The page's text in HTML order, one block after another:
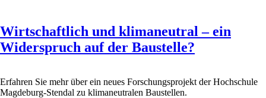
Wirtschaftlich und klimaneutral – ein
Widerspruch auf der Baustelle?
Erfahren Sie mehr über ein neues Forschungsprojekt der Hochschule
Magdeburg-Stendal zu klimaneutralen Baustellen.